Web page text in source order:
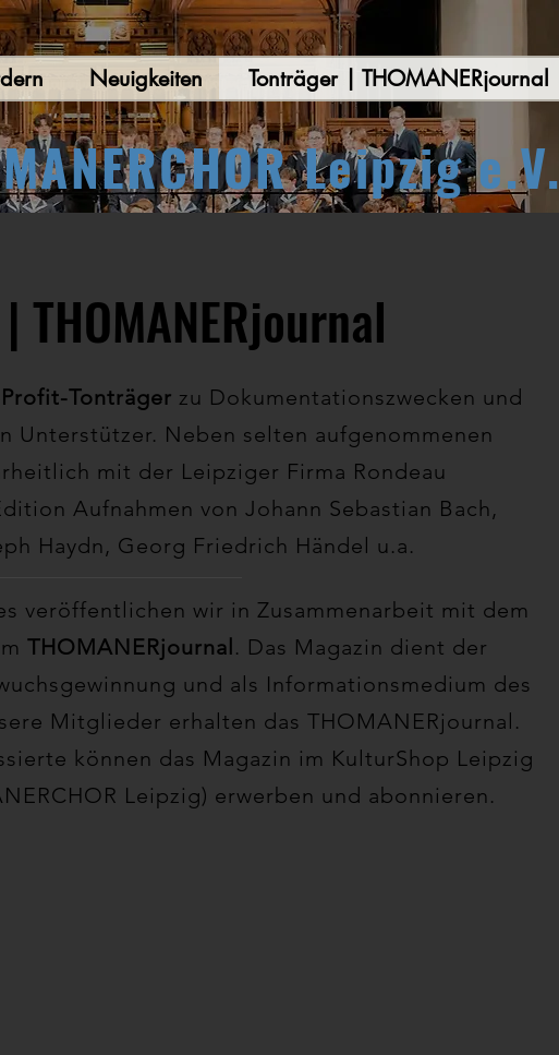
Neuigkeiten Tonträger | THOMANERjournal
Leipzig e.V.
THOMANERjournal
Tonträger zu Dokumentationszwecken und
Unterstützer. Neben selten aufgenommenen
mit der Leipziger Firma Rondeau
Aufnahmen von Johann Sebastian Bach,
Haydn, Georg Friedrich Händel u.a.
veröffentlichen wir in Zusammenarbeit mit dem
THOMANERjournal . Das Magazin dient der
und als Informationsmedium des
Mitglieder erhalten das THOMANERjournal.
können das Magazin im KulturShop Leipzig
Leipzig) erwerben und abonnieren.